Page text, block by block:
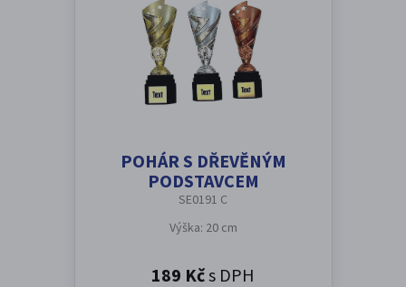
POHÁR S DŘEVĚNÝM
PODSTAVCEM
SE0191 C
Výška: 20 cm
189 Kčs DPH